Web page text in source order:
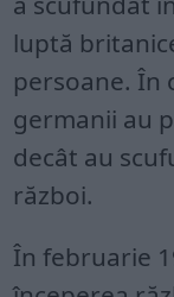
luptă
persoane. În
germanii au
decât au
război.
În februarie